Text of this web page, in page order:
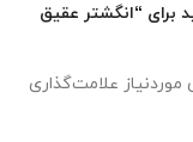
عقیق
علامت‌گذاری